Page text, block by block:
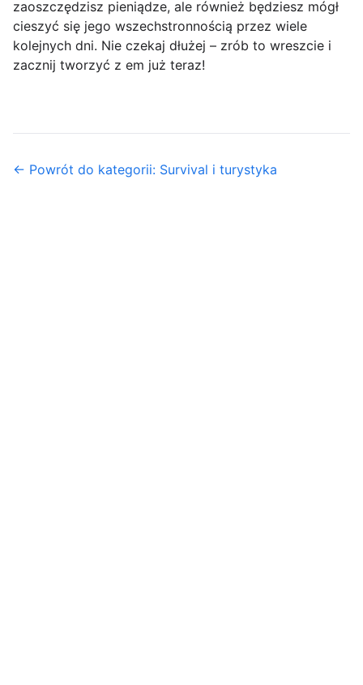
zaoszczędzisz pieniądze, ale również będziesz mógł
cieszyć się jego wszechstronnością przez wiele
kolejnych dni. Nie czekaj dłużej – zrób to wreszcie i
zacznij tworzyć z em już teraz!
← Powrót do kategorii: Survival i turystyka